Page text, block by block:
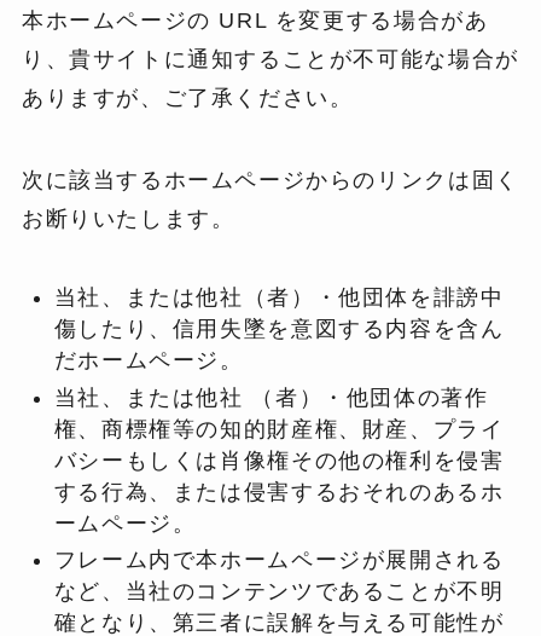
本ホームページの URL を変更する場合があ
り、貴サイトに通知することが不可能な場合が
ありますが、ご了承ください。
次に該当するホームページからのリンクは固く
お断りいたします。
当社、または他社（者）・他団体を誹謗中
傷したり、信用失墜を意図する内容を含ん
だホームページ。
当社、または他社 （者）・他団体の著作
権、商標権等の知的財産権、財産、プライ
バシーもしくは肖像権その他の権利を侵害
する行為、または侵害するおそれのあるホ
ームページ。
フレーム内で本ホームページが展開される
など、当社のコンテンツであることが不明
確となり、第三者に誤解を与える可能性が